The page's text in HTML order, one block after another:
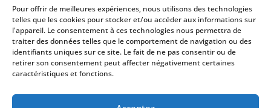
Pour offrir de meilleures expériences, nous utilisons des technologies
telles que les cookies pour stocker et/ou accéder aux informations sur
l'appareil. Le consentement à ces technologies nous permettra de
traiter des données telles que le comportement de navigation ou des
identifiants uniques sur ce site. Le fait de ne pas consentir ou de
retirer son consentement peut affecter négativement certaines
caractéristiques et fonctions.
Nos Services